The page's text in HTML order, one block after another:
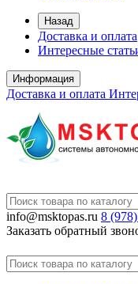
Назад
Доставка и оплата
Интересные
Информация
Доставка и оплата
info@msktopas.ru 8 (978)
Заказать обратный